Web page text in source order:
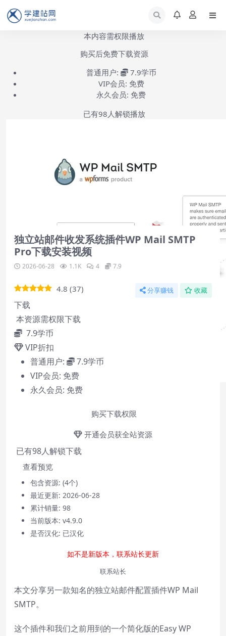
本内容需权限播放
购买后免费下载资源
普通用户:
7.9学币
VIP会员: 免费
永久会员: 免费
已有98 人解锁播放
Video Player is loading.
Video
Play
Mute
/
0:00
Stream TypeLIVE
Seek to live, currently behind live
独立站邮件收发系统插件WP Mail SMTP
Pro下载安装视频
2026-06-28 1.1K 4 7.9
4.8 (37) 分享赚钱 收藏
下载
本资源需权限下载
7.9学币
VIP折扣
普通用户:
7.9学币
VIP会员: 免费
永久会员: 免费
购买下载权限
开通会员获全站资源
已有98人解锁下载
查看预览
包含资源: (4个)
最近更新: 2026-06-28
累计销量: 98
当前版本: v4.9.0
是否汉化: 已汉化
如不是新版本，联系站长更新
联系站长
本文分享另一款知名的独立站邮件配置插件WP Mail
SMTP。
这个插件和我们之前用到的一个简化版的Easy WP